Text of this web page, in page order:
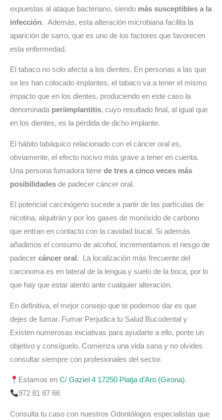
expuestas al ataque bacteriano, siendo más susceptibles a la
infección. Además, esta alteración microbiana facilita la
aparición de sarro, que es uno de los factores que favorecen
esta enfermedad.
El tabaco no solo afecta a los dientes. En personas a las que
se les han colocado implantes, el tabaco va a tener el mismo
impacto que en los dientes, produciendo en este caso la
denominada periimplantitis, cuyo resultado final, al igual que
en los dientes, es la pérdida de dicho implante.
El hábito tabáquico relacionado con el cáncer oral es,
obviamente, el efecto nocivo más grave a tener en cuenta.
Una persona fumadora tiene de tres a cinco veces más
posibilidades de padecer cáncer oral.
El potencial carcinógeno sucede a partir de las partículas de
nicotina, alquitrán y por los gases de monóxido de carbono
que entran en contacto con la cavidad bucal. Si además
añadimos el consumo de alcohol, incrementamos el riesgo de
padecer cáncer oral . La localización más frecuente del
carcinoma es en lateral de la lengua y suelo de la boca, por lo
que hay que estar atento ante cualquier alteración.
En definitiva, el mejor consejo que te podemos dar es que
dejes de fumar. Fumar Perjudica tu Salud Bucodental y
Existen numerosas iniciativas para ayudarte a ello, ponte un
objetivo y consíguelo. Comienza una vida sana y no olvides
consultar siempre con profesionales del sector.
Estamos en C/ Gaziel 4 17250 Platja d’Aro (Girona).
972 81 87 66
Consulta tu caso con nuestros Odontólogos especialistas que